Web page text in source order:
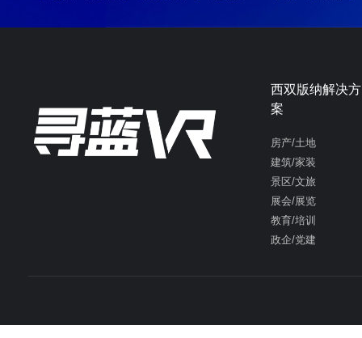
西双版纳解决方
案
房产/土地
建筑/家装
景区/文旅
展会/展览
教育/培训
政企/党建